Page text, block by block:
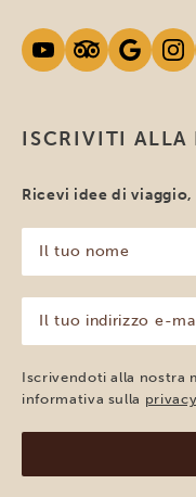
ISCRIVITI ALLA
Ricevi idee di
tuo
nome
(Obbligatorio)
tuo
indirizzo
e-
mail
Iscrivendoti alla nostra
informativa sulla privacy